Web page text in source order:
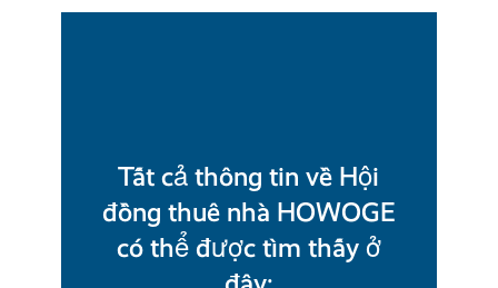
Tất cả thông tin về Hội
đồng thuê nhà HOWOGE
có thể được tìm thấy ở